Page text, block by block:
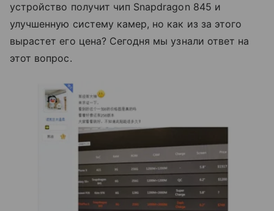
устройство получит чип Snapdragon 845 и
улучшенную систему камер, но как из за этого
вырастет его цена? Сегодня мы узнали ответ на
этот вопрос.